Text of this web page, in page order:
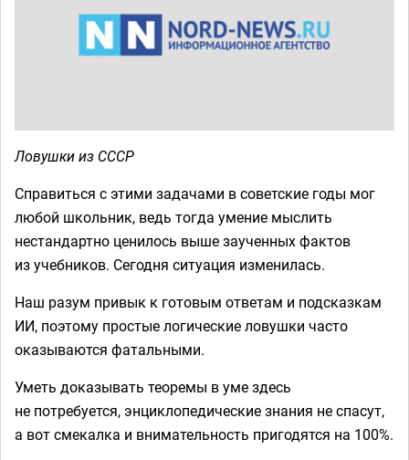
Ловушки из СССР
Справиться с этими задачами в советские годы мог
любой школьник, ведь тогда умение мыслить
нестандартно ценилось выше заученных фактов
из учебников. Сегодня ситуация изменилась.
Наш разум привык к готовым ответам и подсказкам
ИИ, поэтому простые логические ловушки часто
оказываются фатальными.
Уметь доказывать теоремы в уме здесь
не потребуется, энциклопедические знания не спасут,
а вот смекалка и внимательность пригодятся на 100%.